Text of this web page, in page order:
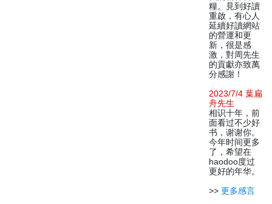
糧。見到好讀
重啟，有心人
延續好讀網站
的營運和更
新，很是感
激，對周先生
的貢獻亦致萬
分感謝！
2023/7/4 葉扁
舟先生
相识十年，前
面看过不少好
书，谢谢你。
今年时间更多
了，希望在
haodoo度过
更好的年华。
>> 更多感言